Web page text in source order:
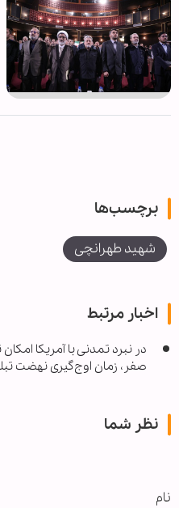
برچسب‌ها
شهید طهرانچی
اخبار مرتبط
در نبرد تمدنی با آمریکا
صفر، زمان اوج‌گیری نهضت
نظر شما
نام